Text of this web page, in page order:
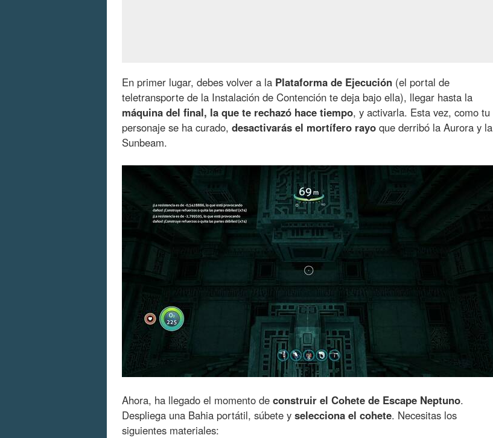
En primer lugar, debes volver a la Plataforma de Ejecución (el portal de
teletransporte de la Instalación de Contención te deja bajo ella), llegar hasta la
máquina del final, la que te rechazó hace tiempo, y activarla. Esta vez, como tu
personaje se ha curado, desactivarás el mortífero rayo que derribó la Aurora y la
Sunbeam.
Ahora, ha llegado el momento de construir el Cohete de Escape Neptuno.
Despliega una Bahia portátil, súbete y selecciona el cohete. Necesitas los
siguientes materiales: